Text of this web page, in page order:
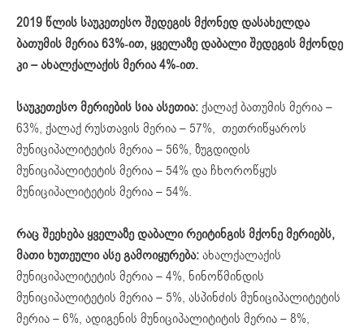
2019 წლის საუკეთესოშედეგისმქონედდასახელდა
ბათუმისმერია63%-ით,ყველაზედაბალიშედეგისმქონდე
კი–ახალქალაქისმერია4%-ით.
საუკეთესო მერიების სია ასეთია:ქალაქ ბათუმის მერია –
63%, ქალაქ რუსთავის მერია – 57%, თეთრიწყაროს
მუნიციპალიტეტის მერია – 56%, ზუგდიდის
მუნიციპალიტეტის მერია – 54% და ჩხოროწყუს
მუნიციპალიტეტის მერია – 54%.
რაც შეეხება ყველაზე დაბალი რეიტინგის მქონე მერიებს,
მათი ხუთეული ასე გამოიყურება:ახალქალაქის
მუნიციპალიტეტის მერია – 4%, ნინოწმინდის
მუნიციპალიტეტის მერია – 5%, ასპინძის მუნიციპალიტეტის
მერია – 6%, ადიგენის მუნიციპალიტიტის მერია – 8%,